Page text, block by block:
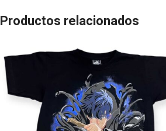
Productos relacionados